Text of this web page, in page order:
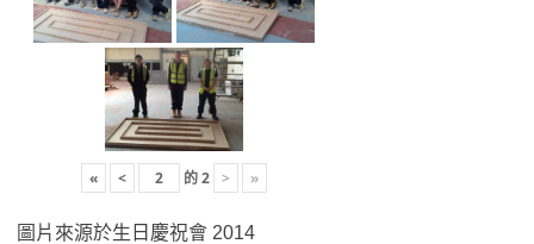
« < 的2 > »
圖片來源於生日慶祝會 2014